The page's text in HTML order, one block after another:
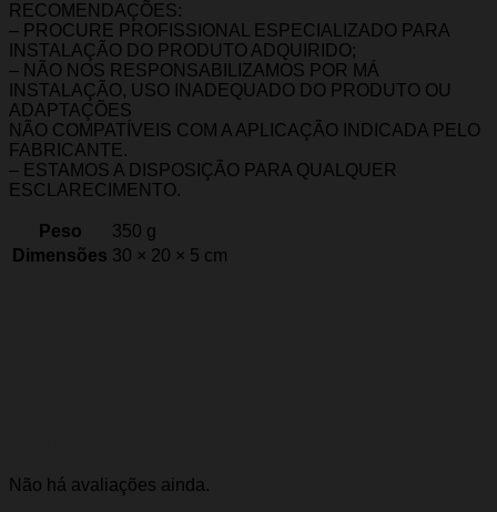
RECOMENDAÇÕES:
– PROCURE PROFISSIONAL ESPECIALIZADO PARA
INSTALAÇÃO DO PRODUTO ADQUIRIDO;
– NÃO NOS RESPONSABILIZAMOS POR MÁ
INSTALAÇÃO, USO INADEQUADO DO PRODUTO OU
ADAPTAÇÕES
NÃO COMPATÍVEIS COM A APLICAÇÃO INDICADA PELO
FABRICANTE.
– ESTAMOS A DISPOSIÇÃO PARA QUALQUER
ESCLARECIMENTO.
Peso
350 g
Dimensões 30 × 20 × 5 cm
Não há avaliações ainda.